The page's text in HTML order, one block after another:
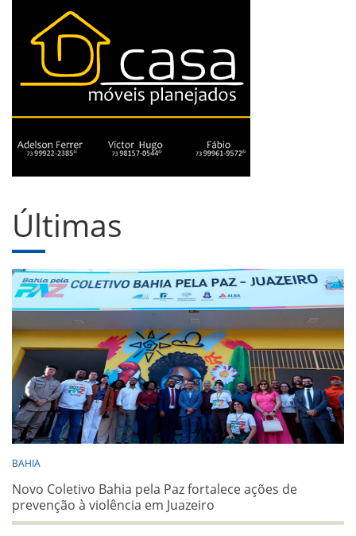
Últimas
BAHIA
Novo Coletivo Bahia pela Paz fortalece ações de
prevenção à violência em Juazeiro